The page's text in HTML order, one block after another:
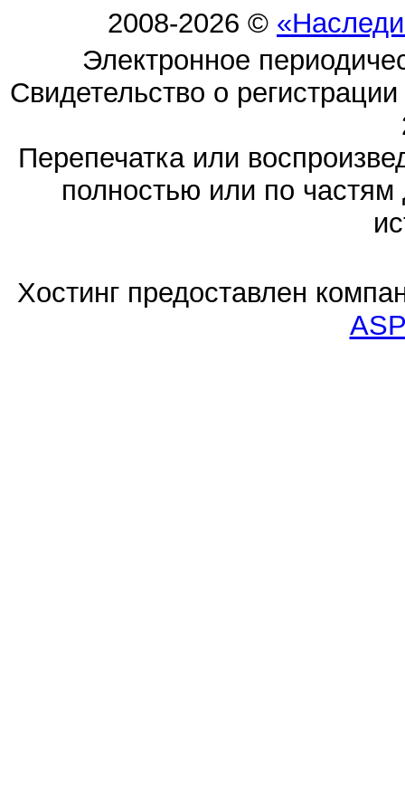
2008-2026 ©
Электронное
Свидетельство о
Перепечатка или
полностью или по частям
Хостинг предоставлен